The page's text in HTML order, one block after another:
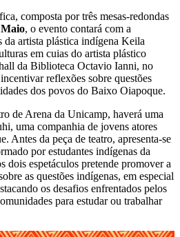
composta por três mesas-redondas
, o evento contará com a
da artista plástica indígena Keila
em cuias do artista plástico
da Biblioteca Octavio Ianni, no
reflexões sobre questões
dos povos do Baixo Oiapoque.
de Arena da Unicamp, haverá uma
uma companhia de jovens atores
Antes da peça de teatro, apresenta-se
por estudantes indígenas da
dois espetáculos pretende promover a
as questões indígenas, em especial
os desafios enfrentados pelos
para estudar ou trabalhar